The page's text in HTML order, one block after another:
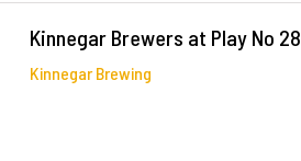
Kinnegar Brewers at Play No 28
Kinnegar Brewing